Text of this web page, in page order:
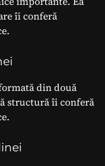
îi conferă
din două
structură îi conferă